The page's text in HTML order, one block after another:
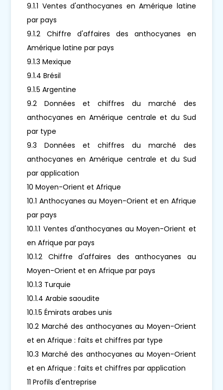
9.1.1 Ventes d'anthocyanes en Amérique latine
par pays
9.1.2 Chiffre d'affaires des anthocyanes en
Amérique latine par pays
9.1.3 Mexique
9.1.4 Brésil
9.1.5 Argentine
9.2 Données et chiffres du marché des
anthocyanes en Amérique centrale et du Sud
par type
9.3 Données et chiffres du marché des
anthocyanes en Amérique centrale et du Sud
par application
10 Moyen-Orient et Afrique
10.1 Anthocyanes au Moyen-Orient et en Afrique
par pays
10.1.1 Ventes d'anthocyanes au Moyen-Orient et
en Afrique par pays
10.1.2 Chiffre d'affaires des anthocyanes au
Moyen-Orient et en Afrique par pays
10.1.3 Turquie
10.1.4 Arabie saoudite
10.1.5 Émirats arabes unis
10.2 Marché des anthocyanes au Moyen-Orient
et en Afrique : faits et chiffres par type
10.3 Marché des anthocyanes au Moyen-Orient
et en Afrique : faits et chiffres par application
11 Profils d'entreprise